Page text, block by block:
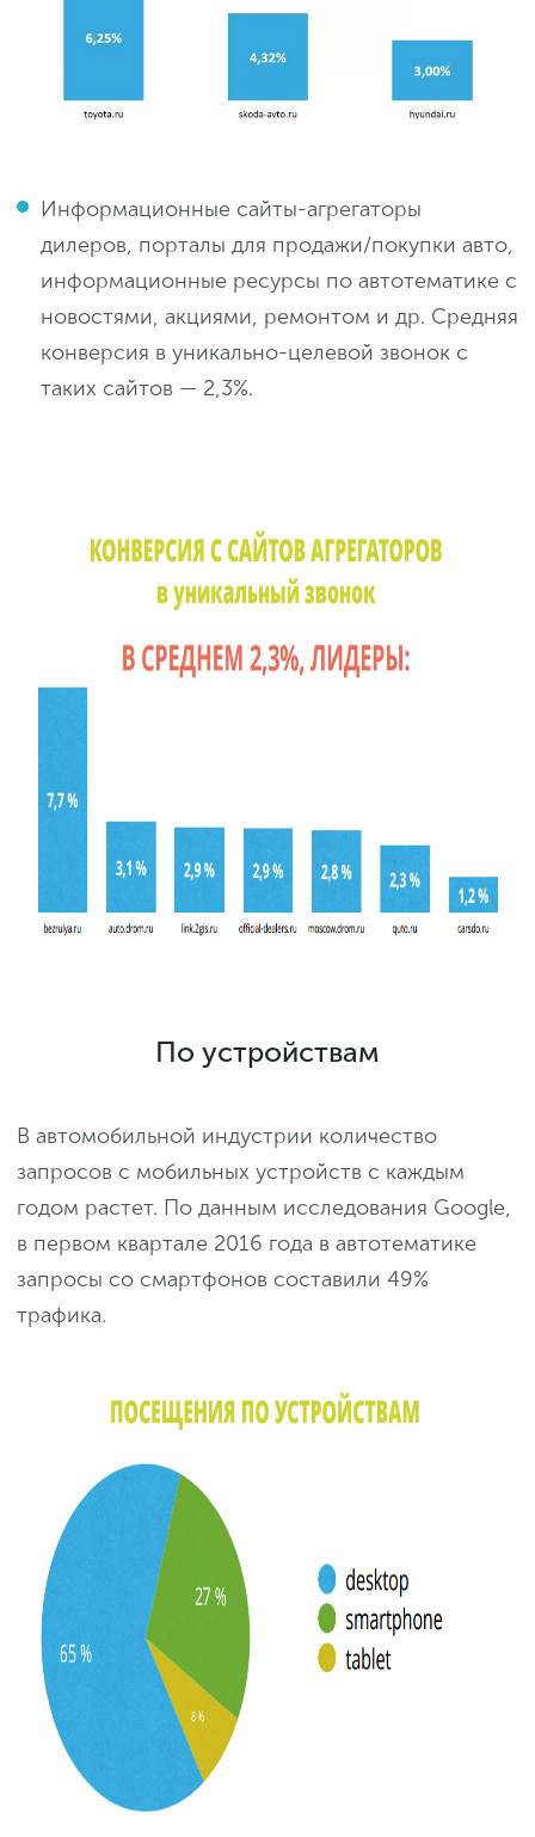
Информационные сайты-агрегаторы
дилеров, порталы для продажи/покупки авто,
информационные ресурсы по автотематике с
новостями, акциями, ремонтом и др. Средняя
конверсия в уникально-целевой звонок с
таких сайтов — 2,3%.
По устройствам
В автомобильной индустрии количество
запросов с мобильных устройств с каждым
годом растет. По данным исследования Google,
в первом квартале 2016 года в автотематике
запросы со смартфонов составили 49%
трафика.